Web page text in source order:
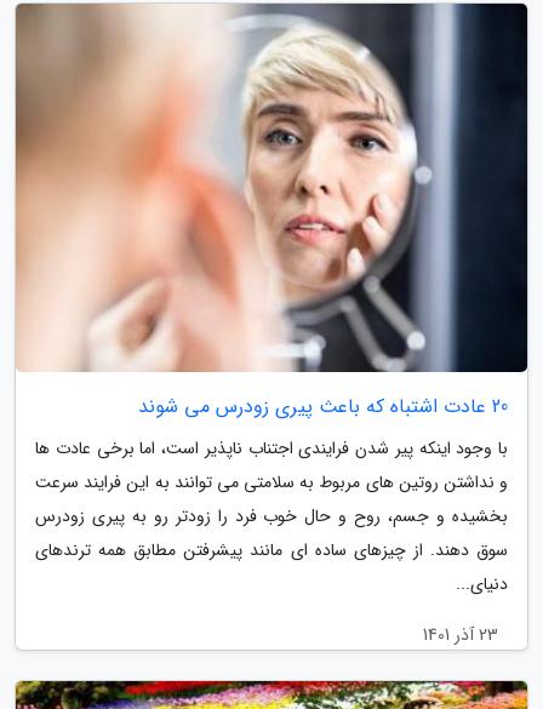
20 عادت اشتباه که باعث پیری زودرس می شوند
با وجود اینکه پیر شدن فرایندی اجتناب ناپذیر است، اما برخی عادت ها
و نداشتن روتین های مربوط به سلامتی می توانند به این فرایند سرعت
بخشیده و جسم، روح و حال خوب فرد را زودتر رو به پیری زودرس
سوق دهند. از چیزهای ساده ای مانند پیشرفتن مطابق همه ترندهای
دنیای...
23 آذر 1401